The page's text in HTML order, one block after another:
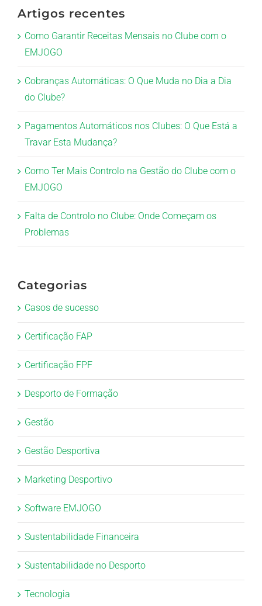
Artigos recentes
Como Garantir Receitas Mensais no Clube com o
EMJOGO
Cobranças Automáticas: O Que Muda no Dia a Dia
do Clube?
Pagamentos Automáticos nos Clubes: O Que Está a
Travar Esta Mudança?
Como Ter Mais Controlo na Gestão do Clube com o
EMJOGO
Falta de Controlo no Clube: Onde Começam os
Problemas
Categorias
Casos de sucesso
Certificação FAP
Certificação FPF
Desporto de Formação
Gestão
Gestão Desportiva
Marketing Desportivo
Software EMJOGO
Sustentabilidade Financeira
Sustentabilidade no Desporto
Tecnologia